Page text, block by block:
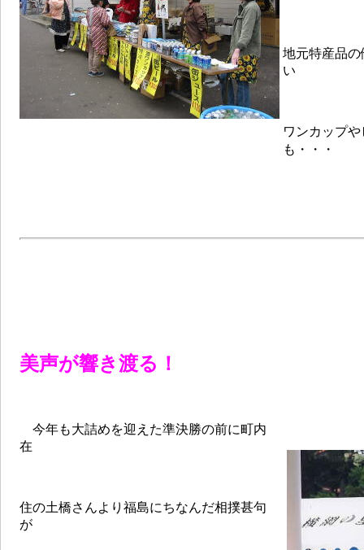
地元特産品
い
ワンカップ
も・・・
美声が響き渡る！
今年も大詰めを迎えた準決勝の前に町内
在
住の土橋さんより福島にちなんだ相撲甚句
が